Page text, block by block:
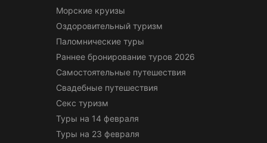
Морские круизы
Оздоровительный туризм
Паломнические туры
Раннее бронирование туров 2026
Самостоятельные путешествия
Свадебные путешествия
Секс туризм
Туры на 14 февраля
Туры на 23 февраля